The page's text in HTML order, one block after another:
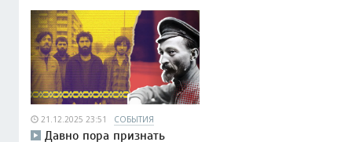
21.12.2025 23:51 СОБЫТИЯ
Давно пора признать